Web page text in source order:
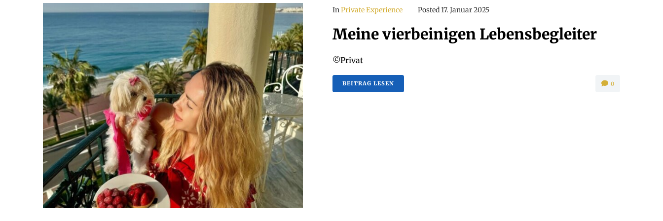
InPrivate Experience Posted17. Januar 2025
Meine vierbeinigen Lebensbegleiter
©Privat
BEITRAG LESEN 0